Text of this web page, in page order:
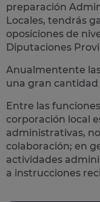
preparación
Locales, tendrás
oposiciones de
Diputaciones
Anualmentente
una gran cantidad
Entre las
corporación local
administrativas,
colaboración; en
actividades
a instrucciones